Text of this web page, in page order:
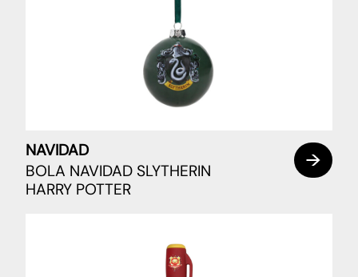
NAVIDAD
BOLA NAVIDAD SLYTHERIN
HARRY POTTER